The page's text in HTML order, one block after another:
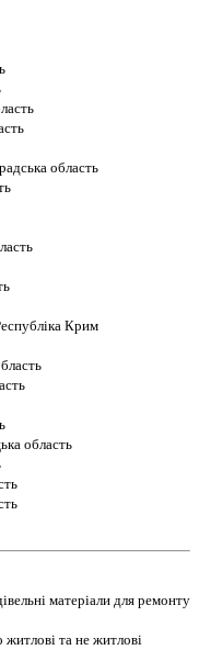
область
Крим
область
матеріали для ремонту
житлові та не житлові